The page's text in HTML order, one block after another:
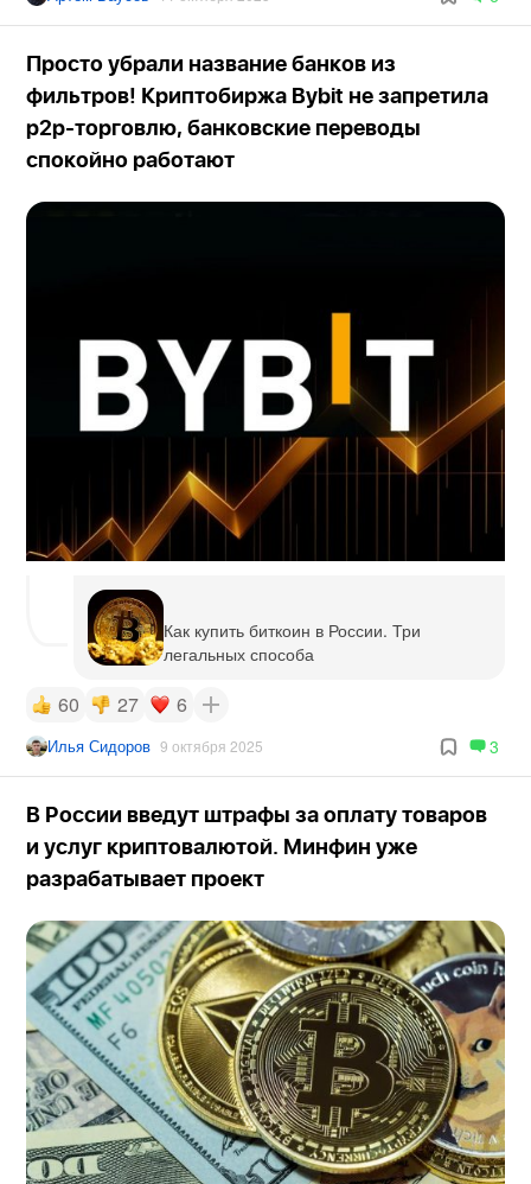
Просто убрали название банков из
фильтров! Криптобиржа Bybit не запретила
p2p-торговлю, банковские переводы
спокойно работают
Как купить биткоин в России. Три
легальных способа
60 27 6
Илья Сидоров 9 октября 2025 3
В России введут штрафы за оплату товаров
и услуг криптовалютой. Минфин уже
разрабатывает проект